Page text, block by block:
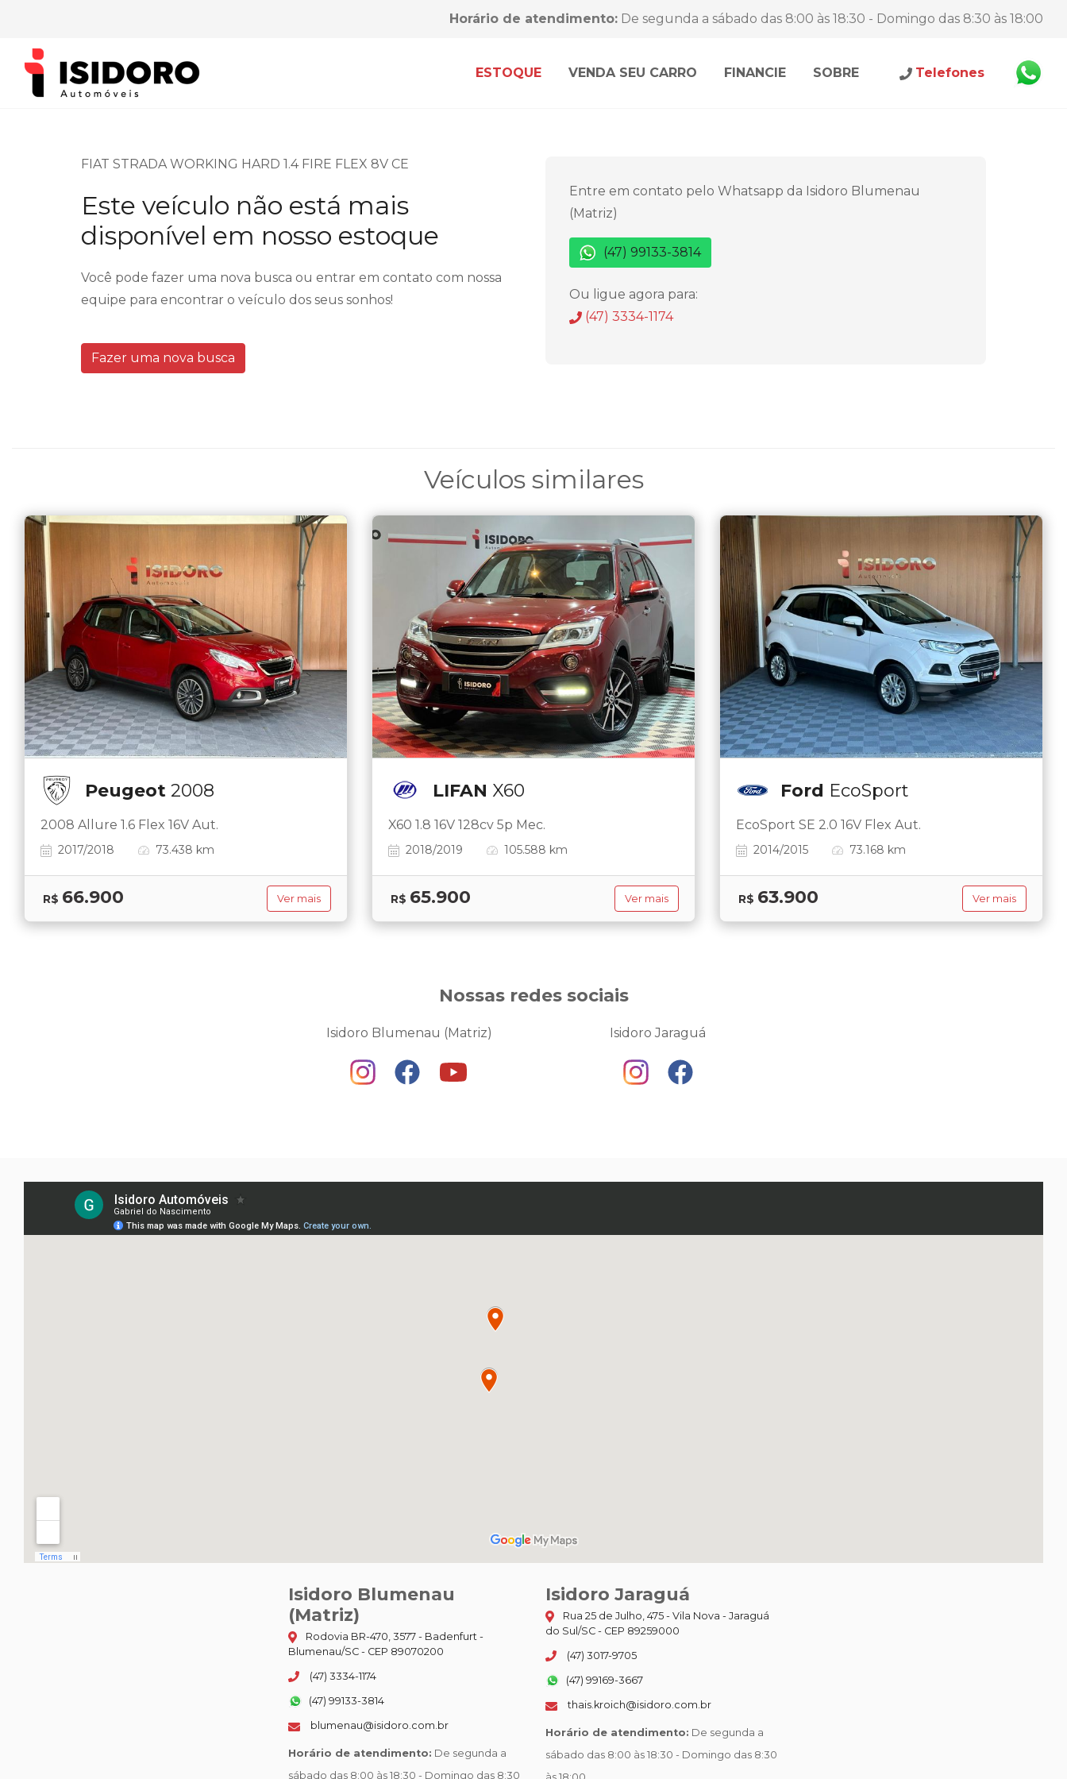
Horário de atendimento: De segunda a sábado das 8:00 às 18:30 - Domingo das 8:30 às 18:00
ESTOQUE VENDA SEU CARRO FINANCIE SOBRE Telefones
FIAT STRADA WORKING HARD 1.4 FIRE FLEX 8V CE
Este veículo não está mais
disponível em nosso estoque
Você pode fazer uma nova busca ou entrar em contato com nossa
equipe para encontrar o veículo dos seus sonhos!
Fazer uma nova busca
Entre em contato pelo Whatsapp da Isidoro Blumenau
(Matriz)
(47) 99133-3814
Ou ligue agora para:
(47) 3334-1174
Veículos similares
Peugeot 2008
2008 Allure 1.6 Flex 16V Aut.
2017/2018 73.438 km
R$ 66.900 Ver mais
LIFAN X60
X60 1.8 16V 128cv 5p Mec.
2018/2019 105.588 km
R$ 65.900 Ver mais
Ford EcoSport
EcoSport SE 2.0 16V Flex Aut.
2014/2015 73.168 km
R$ 63.900 Ver mais
Nossas redes sociais
Isidoro Blumenau (Matriz) Isidoro Jaraguá
Isidoro Blumenau
(Matriz)
Rodovia BR-470, 3577 - Badenfurt -
Blumenau/SC - CEP 89070200
(47) 3334-1174
(47) 99133-3814
blumenau@isidoro.com.br
Horário de atendimento: De segunda a
sábado das 8:00 às 18:30 - Domingo das 8:30
Isidoro Jaraguá
Rua 25 de Julho, 475 - Vila Nova - Jaraguá
do Sul/SC - CEP 89259000
(47) 3017-9705
(47) 99169-3667
thais.kroich@isidoro.com.br
Horário de atendimento: De segunda a
sábado das 8:00 às 18:30 - Domingo das 8:30